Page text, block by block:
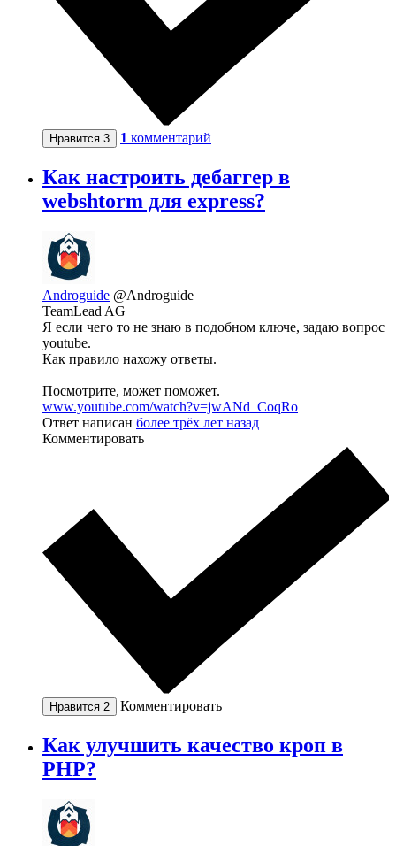
Нравится 3 1 комментарий
Как настроить дебаггер в
webshtorm для express?
Androguide @Androguide
TeamLead AG
Я если чего то не знаю в подобном ключе, задаю вопрос
youtube.
Как правило нахожу ответы.
Посмотрите, может поможет.
www.youtube.com/watch?v=jwANd_CoqRo
Ответ написан более трёх лет назад
Комментировать
Нравится 2 Комментировать
Как улучшить качество кроп в
PHP?